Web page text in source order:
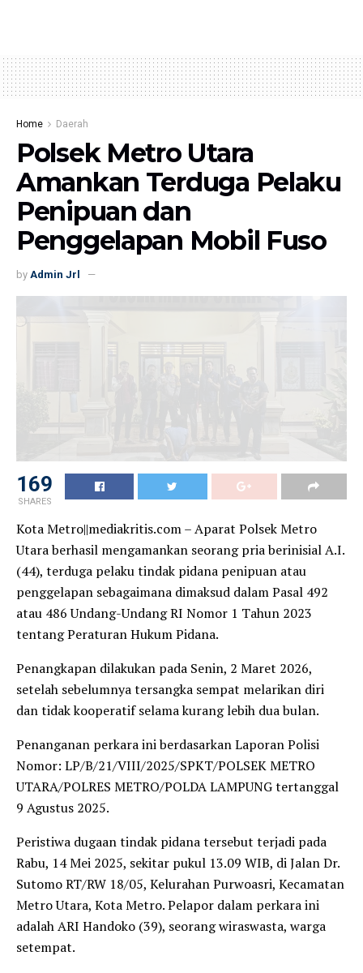
Home Daerah
Polsek Metro Utara
Amankan Terduga Pelaku
Penipuan dan
Penggelapan Mobil Fuso
by Admin Jrl
153
SHARES
Kota Metro||mediakritis.com – Aparat Polsek Metro
Utara berhasil mengamankan seorang pria berinisial A.I.
(44), terduga pelaku tindak pidana penipuan atau
penggelapan sebagaimana dimaksud dalam Pasal 492
atau 486 Undang-Undang RI Nomor 1 Tahun 2023
tentang Peraturan Hukum Pidana.
Penangkapan dilakukan pada Senin, 2 Maret 2026,
setelah sebelumnya tersangka sempat melarikan diri
dan tidak kooperatif selama kurang lebih dua bulan.
Penanganan perkara ini berdasarkan Laporan Polisi
Nomor: LP/B/21/VIII/2025/SPKT/POLSEK METRO
UTARA/POLRES METRO/POLDA LAMPUNG tertanggal
9 Agustus 2025.
Peristiwa dugaan tindak pidana tersebut terjadi pada
Rabu, 14 Mei 2025, sekitar pukul 13.09 WIB, di Jalan Dr.
Sutomo RT/RW 18/05, Kelurahan Purwoasri, Kecamatan
Metro Utara, Kota Metro. Pelapor dalam perkara ini
adalah ARI Handoko (39), seorang wiraswasta, warga
setempat.